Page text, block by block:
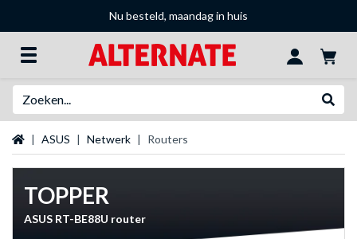
Nu besteld, maandag in huis
Startpagina
ASUS Netwerk Routers
TOPPER
ASUS RT-BE88U router